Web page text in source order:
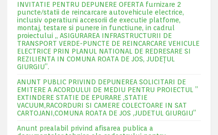
INVITATIE PENTRU DEPUNERE OFERTA furnizare 2
puncte/statii de reincarcare autovehicule electrice,
inclusiv operatiuni accesorii de executie platfome,
montaj, testare si punere in functiune, in cadrul
proiectului „ ASIGURAREA INFRASTRUCTURII DE
TRANSPORT VERDE-PUNCTE DE REINCARCARE VEHICULE
ELECTRICE PRIN PLANUL NATIONAL DE REDRESARE SI
REZILIENTA IN COMUNA ROATA DE JOS, JUDEŢUL
GIURGIU”.
ANUNT PUBLIC PRIVIND DEPUNEREA SOLICITARI DE
EMITERE A ACORDULUI DE MEDIU PENTRU PROIECTUL ”
EXTINDERE STATIE DE EPURARE ,STATIE
VACUUM,RACORDURI SI CAMERE COLECTOARE IN SAT
CARTOJANI,COMUNA ROATA DE JOS ,JUDETUL GIURGIU”
Anunt prealabil privind afisarea publica a